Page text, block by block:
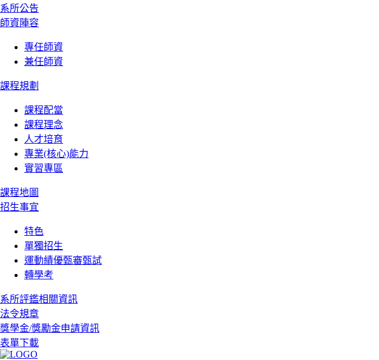
系所公告
師資陣容
專任師資
兼任師資
課程規劃
課程配當
課程理念
人才培育
專業(核心)能力
實習專區
課程地圖
招生事宜
特色
單獨招生
運動績優甄審甄試
轉學考
系所評鑑相關資訊
法令規章
獎學金/獎勵金申請資訊
表單下載